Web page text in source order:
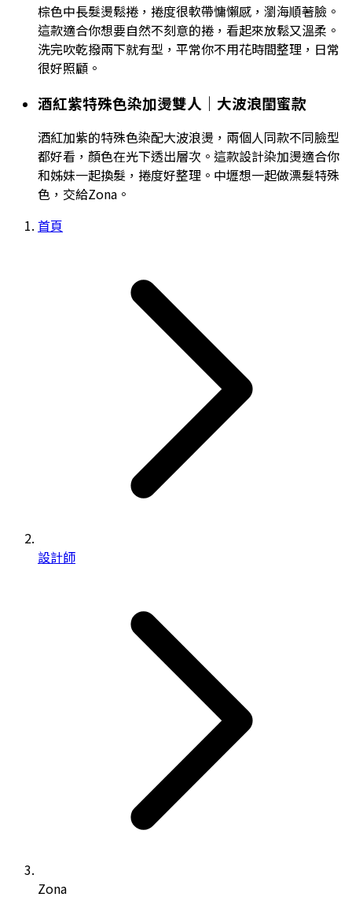
棕色中長髮燙鬆捲，捲度很軟帶慵懶感，瀏海順著臉。
這款適合你想要自然不刻意的捲，看起來放鬆又溫柔。
洗完吹乾撥兩下就有型，平常你不用花時間整理，日常
很好照顧。
酒紅紫特殊色染加燙雙人｜大波浪閨蜜款
酒紅加紫的特殊色染配大波浪燙，兩個人同款不同臉型
都好看，顏色在光下透出層次。這款設計染加燙適合你
和姊妹一起換髮，捲度好整理。中壢想一起做漂髮特殊
色，交給Zona。
首頁
設計師
Zona